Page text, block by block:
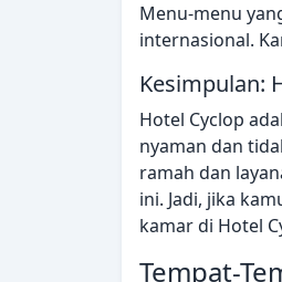
Menu-menu
internasional.
Kesimpulan:
Hotel Cyclop
nyaman dan
ramah dan
ini. Jadi, jika
kamar di Hotel
Tempat-